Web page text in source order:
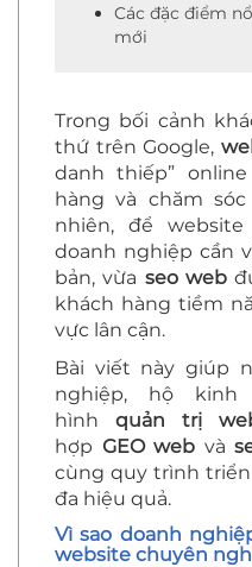
Các đặc điểm
mới
Trong bối cảnh
thứ trên Google,
danh thiếp”
hàng và chăm
nhiên, để
doanh nghiệp cần
bản, vừa seo web
khách hàng tiềm
vực lân cận.
Bài viết này giúp
nghiệp, hộ
hình quản trị
hợp GEO web và
cùng quy trình
đa hiệu quả.
Vì sao doanh
website chuyên